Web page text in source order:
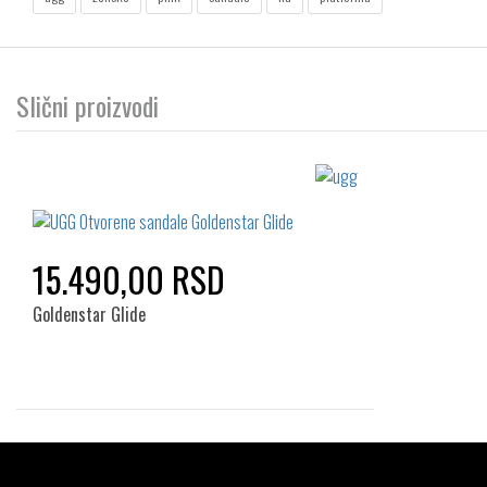
Slični proizvodi
Izaberi željeni broj:
15.490,00 RSD
Goldenstar Glide